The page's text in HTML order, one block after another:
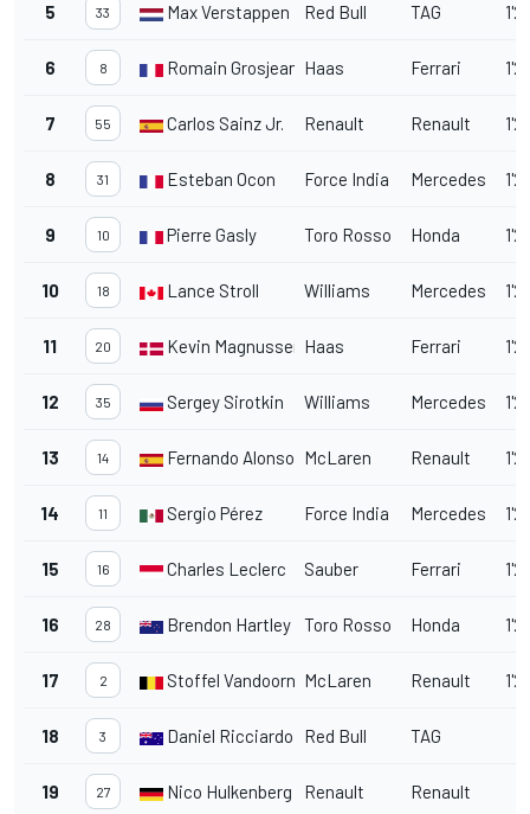
5 33 Max Verstappen Red Bull TAG
6 8 Romain Grosjean Haas Ferrari
7 55 Carlos Sainz Jr. Renault Renault
8 31 Esteban Ocon Force India Mercedes
9 10 Pierre Gasly Toro Rosso Honda
10 18 Lance Stroll Williams Mercedes
11 20 Kevin Magnussen Haas Ferrari
12 35 Sergey Sirotkin Williams Mercedes
13 14 Fernando Alonso McLaren Renault
14 11 Sergio Pérez Force India Mercedes
15 16 Charles Leclerc Sauber Ferrari
16 28 Brendon Hartley Toro Rosso Honda
17 2 Stoffel Vandoorne McLaren Renault
18 3 Daniel Ricciardo Red Bull TAG
19 27 Nico Hulkenberg Renault Renault